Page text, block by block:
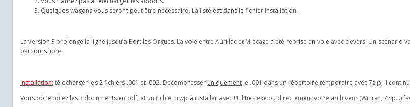
Quelques wagons vous seront peut être nécessaire. La liste est dans le fichier Installation.
La version 3 prolonge la ligne jusqu’à Bort les Orgues. La voie entre Aurillac et Miècaze a été reprise en voie avec devers. Un scénario
parcours libre.
Installation: télécharger les 2 fichiers .001 et .002. Décompresser uniquement le .001 dans un répertoire temporaire avec 7zip, il
Vous obtiendrez les 3 documents en pdf, et un fichier .rwp à installer avec Utilities.exe ou directement votre archiveur (Winrar, 7zip...)